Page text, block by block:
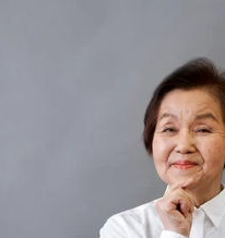
ウェディ